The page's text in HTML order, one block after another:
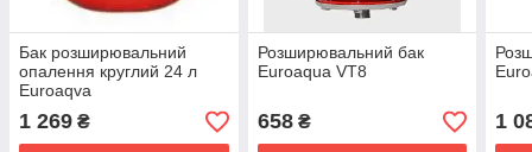
Бак розширювальний
опалення круглий 24 л
Euroaqva
1 269 ₴
Розширювальний бак
Euroaqua VT8
658₴ 1